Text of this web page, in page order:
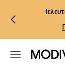
ΜΕΤΆΒΑΣΗ
ΜΕΤΆΒΑΣΗ